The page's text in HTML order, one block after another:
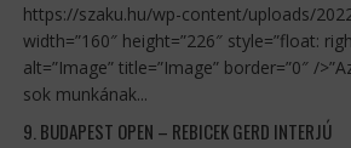
https://szaku.hu/wp-content/uploads/
width=”160″ height=”226″ style=”float:
alt=”Image” title=”Image” border=”0″ /
sok munkának...
9. BUDAPEST OPEN – REBICEK GERD INTERJÚ